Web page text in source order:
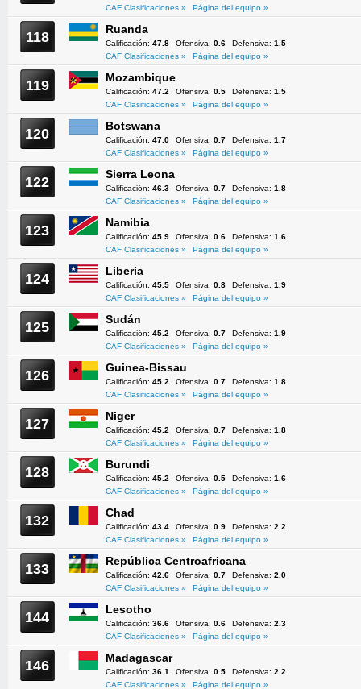
CAF Clasificaciones »
Página del equipo »
118 Ruanda
Calificación: 47.8 Ofensiva: 0.6 Defensiva: 1.5
CAF Clasificaciones »
Página del equipo »
119 Mozambique
Calificación: 47.2 Ofensiva: 0.5 Defensiva: 1.5
CAF Clasificaciones »
Página del equipo »
120 Botswana
Calificación: 47.0 Ofensiva: 0.7 Defensiva: 1.7
CAF Clasificaciones »
Página del equipo »
122 Sierra Leona
Calificación: 46.3 Ofensiva: 0.7 Defensiva: 1.8
CAF Clasificaciones »
Página del equipo »
123 Namibia
Calificación: 45.9 Ofensiva: 0.6 Defensiva: 1.6
CAF Clasificaciones »
Página del equipo »
124 Liberia
Calificación: 45.5 Ofensiva: 0.8 Defensiva: 1.9
CAF Clasificaciones »
Página del equipo »
125 Sudán
Calificación: 45.2 Ofensiva: 0.7 Defensiva: 1.9
CAF Clasificaciones »
Página del equipo »
126 Guinea-Bissau
Calificación: 45.2 Ofensiva: 0.7 Defensiva: 1.8
CAF Clasificaciones »
Página del equipo »
127 Niger
Calificación: 45.2 Ofensiva: 0.7 Defensiva: 1.8
CAF Clasificaciones »
Página del equipo »
128 Burundi
Calificación: 45.2 Ofensiva: 0.5 Defensiva: 1.6
CAF Clasificaciones »
Página del equipo »
132 Chad
Calificación: 43.4 Ofensiva: 0.9 Defensiva: 2.2
CAF Clasificaciones »
Página del equipo »
133 República Centroafricana
Calificación: 42.6 Ofensiva: 0.7 Defensiva: 2.0
CAF Clasificaciones »
Página del equipo »
144 Lesotho
Calificación: 36.6 Ofensiva: 0.6 Defensiva: 2.3
CAF Clasificaciones »
Página del equipo »
146 Madagascar
Calificación: 36.1 Ofensiva: 0.5 Defensiva: 2.2
CAF Clasificaciones »
Página del equipo »